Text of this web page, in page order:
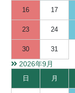
16 17
23 24
30 31
2026年9月
日 月